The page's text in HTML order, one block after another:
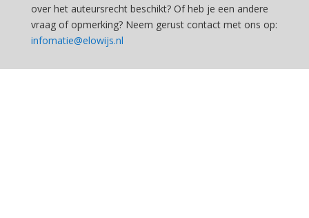
over het auteursrecht beschikt? Of heb je een andere
vraag of opmerking? Neem gerust contact met ons op:
infomatie@elowijs.nl